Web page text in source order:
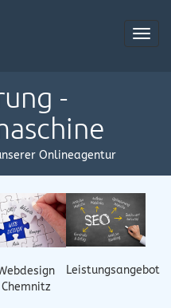
-
Onlineagentur
Chemnitz
Leistungsangebot